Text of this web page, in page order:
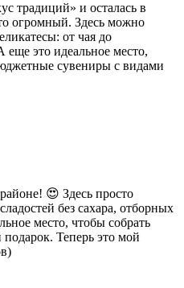
традиций» и осталась в
огромный. Здесь можно
от чая до
это идеальное место,
сувениры с видами
😍 Здесь просто
без сахара, отборных
место, чтобы собрать
Теперь это мой